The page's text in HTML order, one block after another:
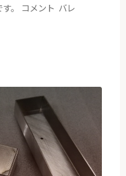
。 コメント バレ